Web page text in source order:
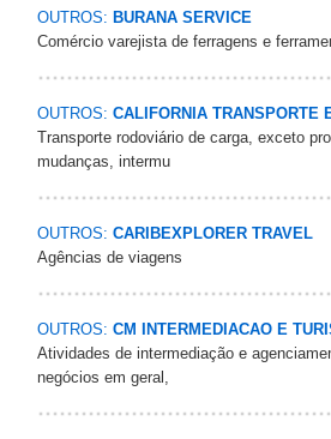
OUTROS: BURANA SERVICE
Comércio varejista de ferragens e
OUTROS: CALIFORNIA TRANSPORTE
Transporte rodoviário de carga, exceto
mudanças, intermu
OUTROS: CARIBEXPLORER TRAVEL
Agências de viagens
OUTROS: CM INTERMEDIACAO E
Atividades de intermediação e
negócios em geral,